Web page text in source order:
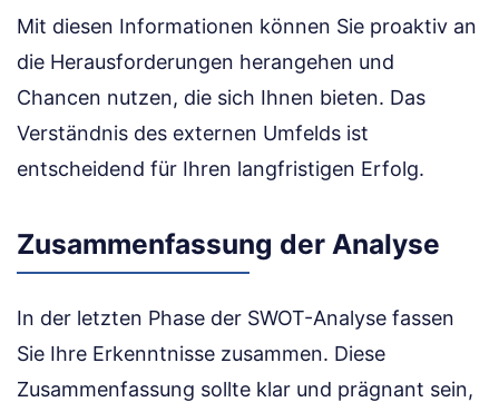
Mit diesen Informationen können Sie proaktiv an
die Herausforderungen herangehen und
Chancen nutzen, die sich Ihnen bieten. Das
Verständnis des externen Umfelds ist
entscheidend für Ihren langfristigen Erfolg.
Zusammenfassung der Analyse
In der letzten Phase der SWOT-Analyse fassen
Sie Ihre Erkenntnisse zusammen. Diese
Zusammenfassung sollte klar und prägnant sein,